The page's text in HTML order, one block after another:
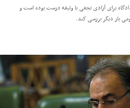
برای آزادی نجفی با وثیقه درست بوده است و
بار دیگر بررسی کند.